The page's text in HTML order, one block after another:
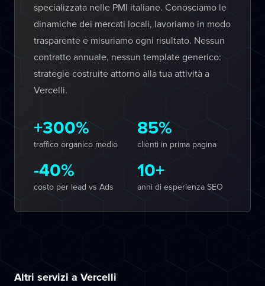
specializzata nelle PMI italiane. Conosciamo le
dinamiche dei mercati locali, lavoriamo in modo
trasparente e misuriamo ogni risultato. Nessun
contratto annuale, nessun template generico:
strategie costruite attorno alla tua attività a
Vercelli.
+300%
traffico organico medio
85%
clienti in prima pagina
-40%
costo per lead vs Ads
10+
anni di esperienza SEO
Altri servizi a Vercelli